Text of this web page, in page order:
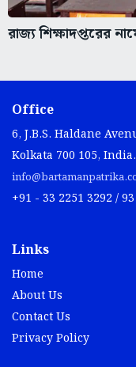
রাজ্য শিক্ষাদপ্তরের
Office
6, J.B.S. Haldane
Kolkata 700 105, India.
+91 - 33 2251 3292 / 93
Links
Home
About Us
Contact Us
Privacy Policy